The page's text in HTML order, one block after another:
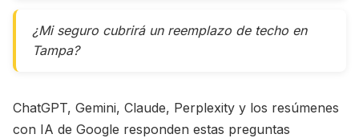
¿Mi seguro cubrirá un reemplazo de techo en
Tampa?
ChatGPT, Gemini, Claude, Perplexity y los resúmenes
con IA de Google responden estas preguntas